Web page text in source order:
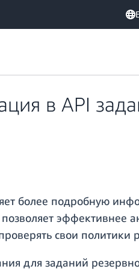
в API
более подробную
позволяет
свои
для заданий